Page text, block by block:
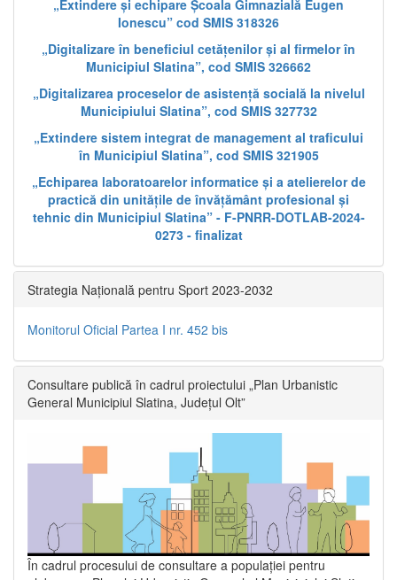
„Extindere și echipare Școala Gimnazială Eugen
Ionescu” cod SMIS 318326
„Digitalizare în beneficiul cetățenilor și al firmelor în
Municipiul Slatina”, cod SMIS 326662
„Digitalizarea proceselor de asistență socială la nivelul
Municipiului Slatina”, cod SMIS 327732
„Extindere sistem integrat de management al traficului
în Municipiul Slatina”, cod SMIS 321905
„Echiparea laboratoarelor informatice și a atelierelor de
practică din unitățile de învățământ profesional și
tehnic din Municipiul Slatina” - F-PNRR-DOTLAB-2024-
0273 - finalizat
Strategia Națională pentru Sport 2023-2032
Monitorul Oficial Partea I nr. 452 bis
Consultare publică în cadrul proiectului „Plan Urbanistic
General Municipiul Slatina, Județul Olt”
În cadrul procesului de consultare a populaţiei pentru